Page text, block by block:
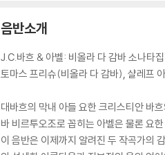
음반소개
J.C.바흐 & 아벨: 비올라 다 감바 소나타집
토마스 프리슈(비올라 다 감바), 샬레프
대바흐의 막내 아들 요한 크리스티안 바
바 비르투오조로 꼽히는 아벨은 물론 요
이 음반은 이제까지 알려진 두 작곡가의